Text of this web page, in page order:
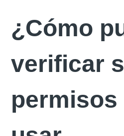
¿Cómo
verificar
permisos